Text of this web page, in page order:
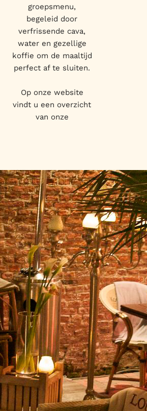
groepsmenu,
begeleid door
verfrissende cava,
water en gezellige
koffie om de maaltijd
perfect af te sluiten.
Op onze website
vindt u een overzicht
van onze